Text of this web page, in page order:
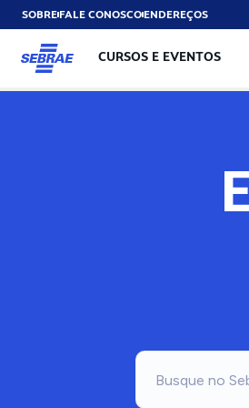
SOBREFALE CONOSCOENDEREÇOS
CURSOS E EVENTOS